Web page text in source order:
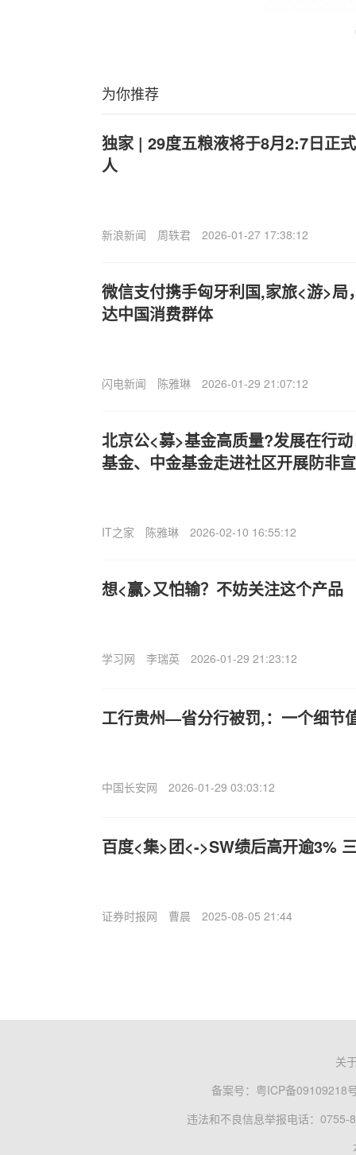
为你推荐
独家 | 29度五粮液将于8月2:7日正
人
新浪新闻 周轶君 2026-01-27 17:38:12
微信支付携手匈牙利国,家旅<游>局
达中国消费群体
闪电新闻 陈雅琳 2026-01-29 21:07:12
北京公<募>基金高质量?发展在行
基金、中金基金走进社区开展防非
IT之家 陈雅琳 2026-02-10 16:55:12
想<赢>又怕输？不妨关注这个产品
学习网 李瑞英 2026-01-29 21:23:12
工行贵州—省分行被罚,：一个细节
中国长安网 2026-01-29 03:03:12
百度<集>团<->SW绩后高开逾3%
证券时报网 曹晨 2025-08-05 21:44
关
备案号： 粤ICP备09109218
违法和不良信息举报电话：0755-